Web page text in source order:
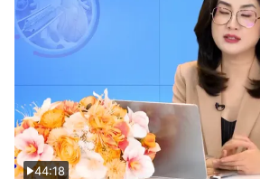
44:18